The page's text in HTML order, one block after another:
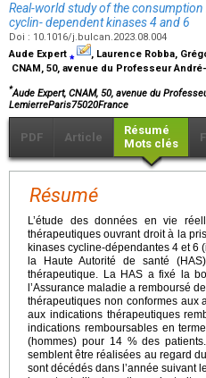
Real-world study of the
cyclin- dependent kinases 4 and 6
Doi : 10.1016/j.bulcan.2023.08.004
Aude Expert ⁎
, Laurence Robba,
CNAM, 50, avenue du Professeur
*Aude Expert, CNAM, 50, avenue du
LemierreParis75020France
PDF Article
Résumé
Mots clés
Résumé
L’étude des données en vie
thérapeutiques ouvrant droit à la
kinases cycline-dépendantes 4 et 6
la Haute Autorité de santé
thérapeutique. La HAS a fixé la
l’Assurance maladie a remboursé
thérapeutiques non conformes aux
aux indications thérapeutiques
indications remboursables en
(hommes) pour 14 % des
semblent être réalisées au regard
sont décédés dans l’année suivant